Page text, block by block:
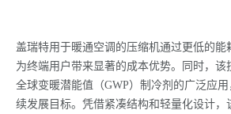
盖瑞特用于暖通空调的压缩机通过更低的能
为终端用户带来显著的成本优势。同时，该
全球变暖潜能值（GWP）制冷剂的广泛应
续发展目标。凭借紧凑结构和轻量化设计，